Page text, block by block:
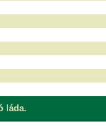
láda.